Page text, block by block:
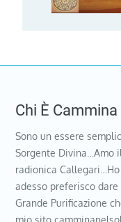
Chi È
Sono un essere
Sorgente Divina…Amo
radionica
adesso preferisco
Grande Purificazione
mio sito